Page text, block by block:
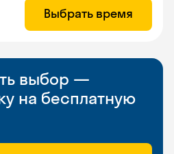
Выбрать время
выбор —
на бесплатную